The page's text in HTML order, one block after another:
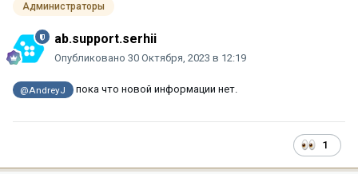
Администраторы
ab.support.serhii
Опубликовано 30 Октября, 2023 в 12:19
@AndreyJ пока что новой информации нет.
1